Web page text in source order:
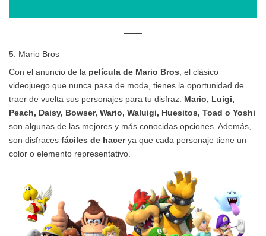
5. Mario Bros
Con el anuncio de la película de Mario Bros , el clásico
videojuego que nunca pasa de moda, tienes la oportunidad de
traer de vuelta sus personajes para tu disfraz. Mario, Luigi,
Peach, Daisy, Bowser, Wario, Waluigi, Huesitos, Toad o Yoshi
son algunas de las mejores y más conocidas opciones. Además,
son disfraces fáciles de hacerya que cada personaje tiene un
color o elemento representativo.